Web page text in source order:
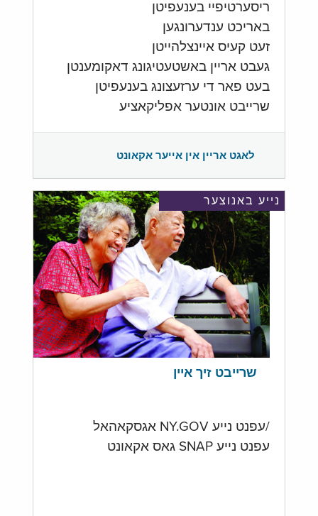
ריסערטיפיי בענעפיטן
באריכט ענדערונגען
זעט קעיס איינצלהייטן
געבט אריין באשטעטיגונג דאקומענטן
בעט פאר די ערזעצונג בענעפיטן
שרייבט אונטער אפליקאציע
לאגט אריין אין אייער אקאונט
נייע באנוצער
שרייבט זיך איין
/עפנט נייע NY.GOV אגסקאהאל
עפנט נייע SNAP גאס אקאונט